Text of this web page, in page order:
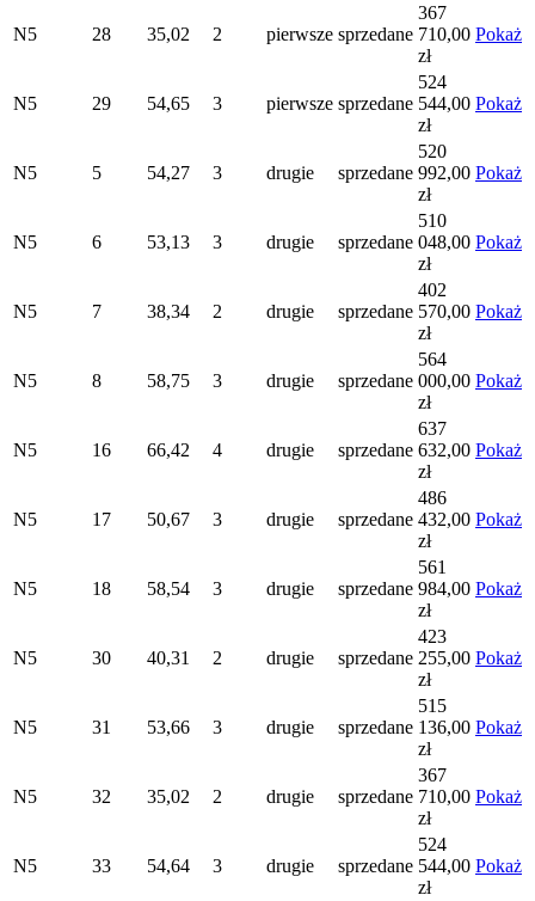
N5 28 35,02 2 pierwsze sprzedane
367
710,00
zł
Pokaż
N5 29 54,65 3 pierwsze sprzedane
524
544,00
zł
Pokaż
N5 5 54,27 3 drugie sprzedane
520
992,00
zł
Pokaż
N5 6 53,13 3 drugie sprzedane
510
048,00
zł
Pokaż
N5 7 38,34 2 drugie sprzedane
402
570,00
zł
Pokaż
N5 8 58,75 3 drugie sprzedane
564
000,00
zł
Pokaż
N5 16 66,42 4 drugie sprzedane
637
632,00
zł
Pokaż
N5 17 50,67 3 drugie sprzedane
486
432,00
zł
Pokaż
N5 18 58,54 3 drugie sprzedane
561
984,00
zł
Pokaż
N5 30 40,31 2 drugie sprzedane
423
255,00
zł
Pokaż
N5 31 53,66 3 drugie sprzedane
515
136,00
zł
Pokaż
N5 32 35,02 2 drugie sprzedane
367
710,00
zł
Pokaż
N5 33 54,64 3 drugie sprzedane
524
544,00
zł
Pokaż